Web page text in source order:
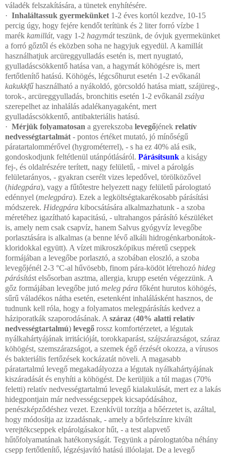
váladék felszakítására, a tünetek enyhítésére.
· Inhaláltassuk gyermekünket 1-2 éves kortól kezdve, 10-15
percig úgy, hogy fejére kendőt terítünk és 2 liter forró vízbe 1
marék kamillát, vagy 1-2 hagymátteszünk, de óvjuk gyermekünket
a forró gőztől és eközben soha ne hagyjuk egyedül. A kamillát
használhatjuk arcüreggyulladás esetén is, mert nyugtató,
gyulladáscsökkentő hatása van, a hagymát köhögésre is, mert
fertőtlenítő hatású. Köhögés, légcsőhurut esetén 1-2 evőkanál
kakukkfűhasználható a nyákoldó, görcsoldó hatása miatt, szájüreg-,
torok-, arcüreggyulladás, bronchitis esetén 1-2 evőkanál zsálya
szerepelhet az inhalálás adalékanyagaként, mert
gyulladáscsökkentő, antibakteriális hatású.
· Mérjük folyamatosan a gyerekszoba levegőjének relatív
nedvességtartalmát - pontos értéket mutató, jó mínőségű
páratartalommérővel (hygrométerrel), - s ha ez 40% alá esik,
gondoskodjunk feltétlenül utánpótlásáról. Párásítsunk a kiságy
fej-, és oldalrészére terített, nagy felületű, - mivel a párolgás
felületarányos, - gyakran cserélt vizes lepedővel, törölközővel
(hidegpára), vagy a fűtőtestre helyezett nagy felületű párologtató
edénnyel (melegpára). Ezek a legköltségtakarékosabb párásítási
módszerek. Hidegpára kibocsátására alkalmazhatunk - a szoba
méretéhez igazítható kapacitású, - ultrahangos párásító készüléket
is, amely nem csak csapvíz, hanem Salvus gyógyvíz levegőbe
porlasztására is alkalmas (a benne lévő alkáli hidrogénkarbonátok-
kloridokkal együtt). A vízet mikroszkópikus méretű cseppek
formájában a levegőbe porlasztó, a szobában eloszló, a szoba
levegőjénél 2-3 °C-al hűvösebb, finom pára-ködöt létrehozó hideg
párásítást elsősorban asztma, allergia, krupp esetén végezzünk. A
gőz formájában levegőbe jutó meleg pára főként hurutos köhögés,
sűrű váladékos nátha esetén, esetenként inhalálásként hasznos, de
tudnunk kell róla, hogy a folyamatos melegpárásítás kedvez a
háziporatkák szaporodásának. A száraz (40% alatti relatív
nedvességtartalmú) levegő rossz komfortérzetet, a légutak
nyálkahártyájának irritációját, torokkaparást, szájszárazságot, száraz
köhögést, szemszárazságot, a szemek égő érzését okozza, a vírusos
és bakteriális fertőzések kockázatát növeli. A magasabb
páratartalmú levegő megakadályozza a légutak nyálkahártyájának
kiszáradását és enyhíti a köhögést. De kerüljük a túl magas (70%
feletti) relatív nedvességtartalmú levegő kialakulását, mert ez a lakás
hidegpontjain már nedvességcseppek kicsapódásához,
penészképződéshez vezet. Ezenkívül torzítja a hőérzetet is, azáltal,
hogy módosítja az izzadásnak, - amely a bőrfelszínre kivált
verejtékcseppek elpárolgásakor hűt, - a test alapvető
hűtőfolyamatának hatékonyságát. Tegyünk a párologtatóba néhány
csepp fertőtlenítő, légzésjavító hatású illóolajat. De a levegő